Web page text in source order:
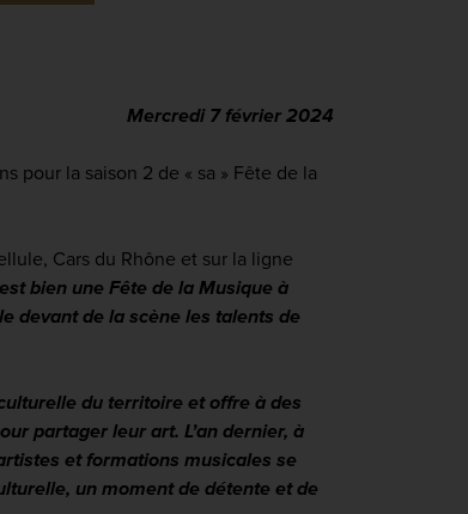
Mercredi 7 février 2024
pour la saison 2 de « sa » Fête de la
Cars du Rhône et sur la ligne
bien une Fête de la Musique à
devant de la scène les talents de
du territoire et offre à des
partager leur art. L’an dernier, à
et formations musicales se
un moment de détente et de